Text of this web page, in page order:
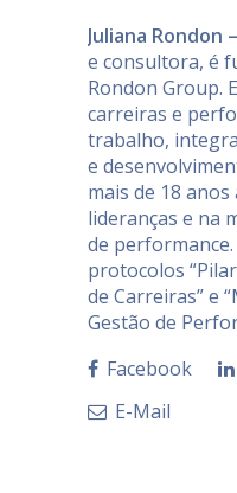
Juliana Rondon –
e consultora, é
Rondon Group.
carreiras e
trabalho,
e
mais de 18
lideranças e na
de
protocolos
de Carreiras” e
Gestão de
Facebook
E-Mail